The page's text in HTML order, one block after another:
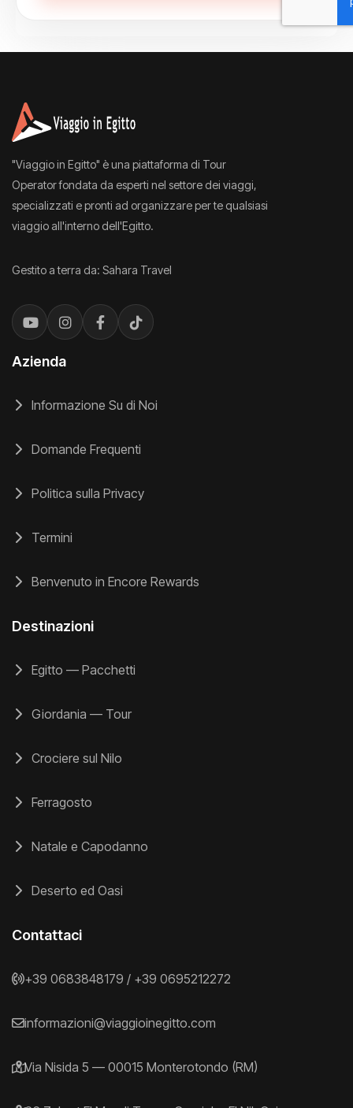
"Viaggio in Egitto" è una piattaforma di Tour
Operator fondata da esperti nel settore dei viaggi,
specializzati e pronti ad organizzare per te qualsiasi
viaggio all'interno dell'Egitto.
Gestito a terra da: Sahara Travel
Azienda
Informazione Su di Noi
Domande Frequenti
Politica sulla Privacy
Termini
Benvenuto in Encore Rewards
Destinazioni
Egitto — Pacchetti
Giordania — Tour
Crociere sul Nilo
Ferragosto
Natale e Capodanno
Deserto ed Oasi
Contattaci
+39 0683848179 / +39 0695212272
informazioni@viaggioinegitto.com
Via Nisida 5 — 00015 Monterotondo (RM)